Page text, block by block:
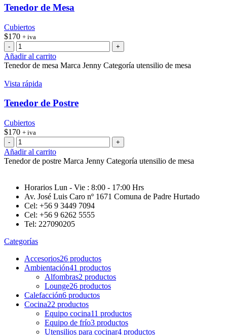
Tenedor de Mesa
Cubiertos
$170 + iva
Tenedor
de
Mesa
Añadir al carrito
Tenedor de mesa Marca Jenny Categoría utensilio de mesa
Vista rápida
Tenedor de Postre
Cubiertos
$170 + iva
Tenedor
de
Postre
cantidad
Añadir al carrito
Tenedor de postre Marca Jenny Categoría utensilio de mesa
Horarios Lun - Vie : 8:00 - 17:00 Hrs
Av. José Luis Caro nº 1671 Comuna de Padre Hurtado
Cel: +56 9 3449 7094
Cel: +56 9 6262 5555
Tel: 227090205
Categorías
Accesorios26 productos
Ambientación41 productos
Alfombras2 productos
Lounge26 productos
Calefacción6 productos
Cocina22 productos
Equipo cocina11 productos
Equipo de frío3 productos
Utensilios para cocinar4 productos